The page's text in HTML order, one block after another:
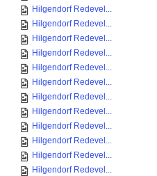
Hilgendorf Redevel...
Hilgendorf Redevel...
Hilgendorf Redevel...
Hilgendorf Redevel...
Hilgendorf Redevel...
Hilgendorf Redevel...
Hilgendorf Redevel...
Hilgendorf Redevel...
Hilgendorf Redevel...
Hilgendorf Redevel...
Hilgendorf Redevel...
Hilgendorf Redevel...